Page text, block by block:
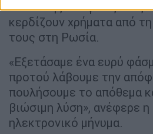
πολιτικής απόψεως στις
κερδίζουν χρήματα από
τους στη Ρωσία.
«Εξετάσαμε ένα ευρύ
προτού λάβουμε την
πουλήσουμε το απόθεμα
βιώσιμη λύση», ανέφερε η
ηλεκτρονικό μήνυμα.